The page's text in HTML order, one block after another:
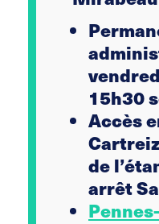
15h30
Accès
de
arrêt